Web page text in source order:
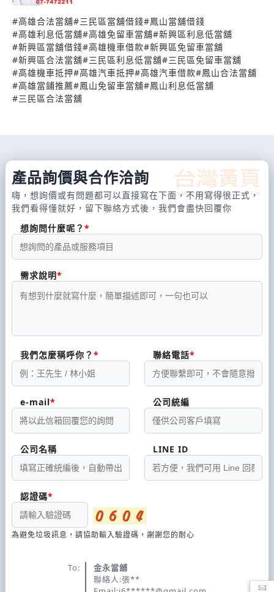
是高雄市政府立案核准、高雄市當舖公會認證的優良
當舖業者，以誠信助人的信念用心經營，廣泛的服務
大高雄地區的鄉親民眾，為各行各業有資金需求的
人，提供最即時的典當質借服務，也榮獲在地服務優
質口碑業者。 高雄合法當舖金永當舖｜備有整潔、明
亮、寬敞的空間，專業親切的當舖專員，為您提供詳
清楚楚整個典當借款的流程、規範、還款繳息方式，
永當舖｜服務區域： 高雄市》三民區》鳳山區》新興
區》苓雅區》仁武區》大寮區》 小港區》左營區》鳥
松區》鼓山區》楠梓區》大樹區》大社區》 高雄合法
當舖金永當舖｜服務項目： 『一』汽車借款/借錢/借
貸 / 抵押 『二』機車借款/借錢/借貸/ 抵押 『三』金
借款 『五』代辦房屋、土地、套房 借款/借貸/增貸/
一胎/二胎 『六』3C產品/家電用品 『七』各國名牌精
推薦的金永當鋪，無論您是銀行信用瑕疵、車齡老
舊、工作不穩定、或臨時需要資金周轉等等，鳳山合
法經營金永當鋪從來不拒絕任何需要幫助的朋友，高
上的周轉，無論汽機車借款免留車、黃金借款、鑽石
名錶借款、精品名牌包借款、手機平版借款、鑽石珠
寶借款、古董玉石借款、房屋土地一二胎、家庭
#高雄合法當舖#三民區當舖借錢#鳳山當舖借錢
#高雄利息低當舖#高雄免留車當舖#新興區利息低當舖
#新興區當舖借錢#高雄機車借款#新興區免留車當舖
#新興區合法當舖#三民區利息低當舖#三民區免留車當舖
#高雄機車抵押#高雄汽車抵押#高雄汽車借款#鳳山合法當舖
#高雄當鋪推薦#鳳山免留車當舖#鳳山利息低當舖
#三民區合法當舖
產品詢價與合作洽詢
嗨，想詢價或有問題都可以直接寫在下面，不用寫得很正式，
我們看得懂就好，留下聯絡方式後，我們會盡快回覆你
想詢問什麼呢？
需求說明
我們怎麼稱呼你？ 聯絡電話
e-mail 公司統編
公司名稱 LINE ID
認證碼
為避免垃圾訊息，請協助輸入驗證碼，謝謝您的耐心
To:
金永當舖
聯絡人:張**